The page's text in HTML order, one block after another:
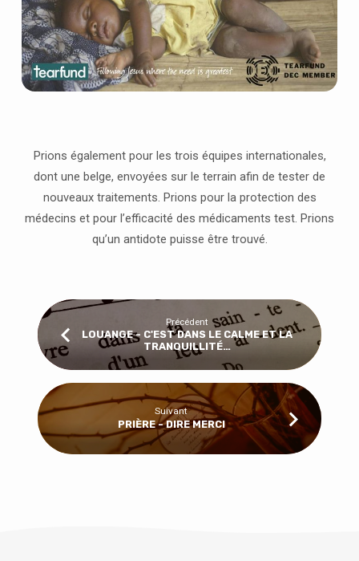
Prions également pour les trois équipes internationales,
dont une belge, envoyées sur le terrain afin de tester de
nouveaux traitements. Prions pour la protection des
médecins et pour l’efficacité des médicaments test. Prions
qu’un antidote puisse être trouvé.
Précédent
LOUANGE - C'EST DANS LE CALME ET LA
TRANQUILLITÉ…
Suivant
PRIÈRE - DIRE MERCI